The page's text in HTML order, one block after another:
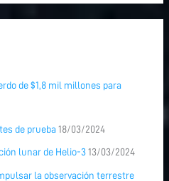
de $1,8 mil millones para
de prueba 18/03/2024
lunar de Helio-3 13/03/2024
la observación terrestre